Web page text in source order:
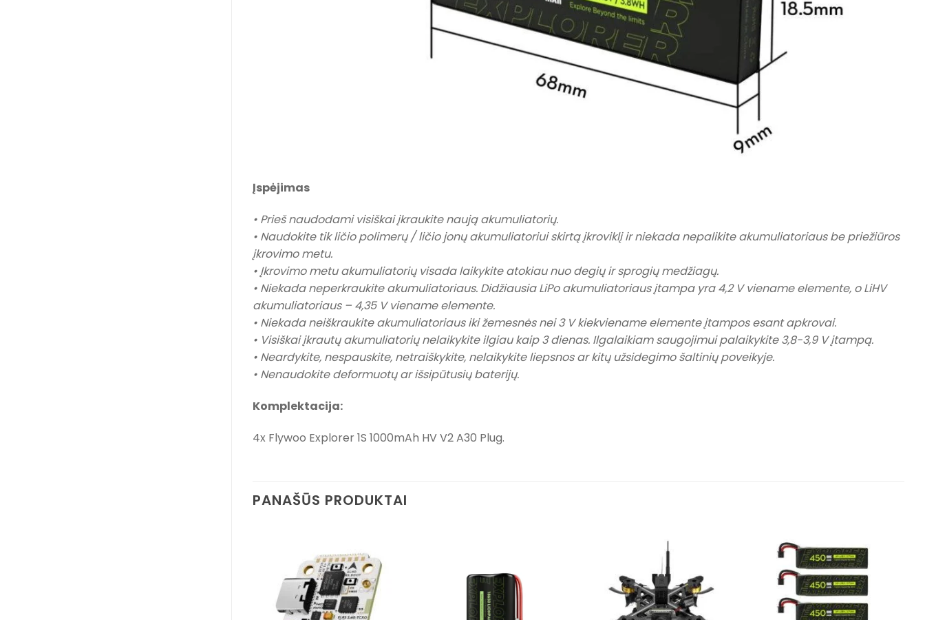
Įspėjimas
• Prieš naudodami visiškai įkraukite naują akumuliatorių.
• Naudokite tik ličio polimerų / ličio jonų akumuliatoriui skirtą įkroviklį ir niekada nepalikite akumuliatoriaus be priežiūros
įkrovimo metu.
• Įkrovimo metu akumuliatorių visada laikykite atokiau nuo degių ir sprogių medžiagų.
• Niekada neperkraukite akumuliatoriaus. Didžiausia LiPo akumuliatoriaus įtampa yra 4,2 V viename elemente, o LiHV
akumuliatoriaus – 4,35 V viename elemente.
• Niekada neiškraukite akumuliatoriaus iki žemesnės nei 3 V kiekviename elemente įtampos esant apkrovai.
• Visiškai įkrautų akumuliatorių nelaikykite ilgiau kaip 3 dienas. Ilgalaikiam saugojimui palaikykite 3,8-3,9 V įtampą.
• Neardykite, nespauskite, netraiškykite, nelaikykite liepsnos ar kitų užsidegimo šaltinių poveikyje.
• Nenaudokite deformuotų ar išsipūtusių baterijų.
Komplektacija:
4x Flywoo Explorer 1S 1000mAh HV V2 A30 Plug.
PANAŠŪS PRODUKTAI